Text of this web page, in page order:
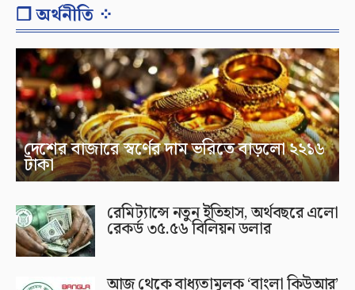
❐ অর্থনীতি ⁘
দেশের বাজারে স্বর্ণের দাম ভরিতে বাড়লো ২২১৬
টাকা
রেমিট্যান্সে নতুন ইতিহাস, অর্থবছরে এলো
রেকর্ড ৩৫.৫৬ বিলিয়ন ডলার
আজ থেকে বাধ্যতামূলক ‘বাংলা কিউআর’